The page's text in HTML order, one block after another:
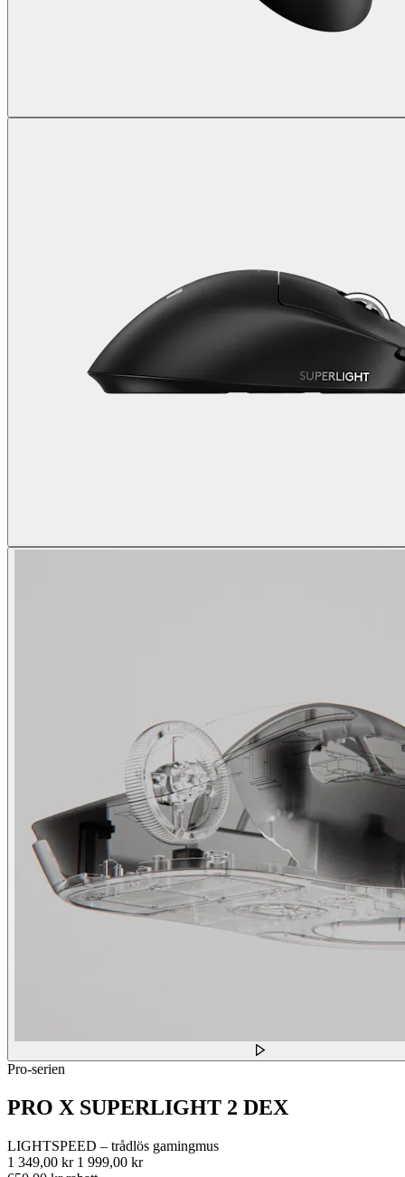
Pro-serien
PRO X SUPERLIGHT 2 DEX
LIGHTSPEED – trådlös gamingmus
1 349,00 kr 1 999,00 kr